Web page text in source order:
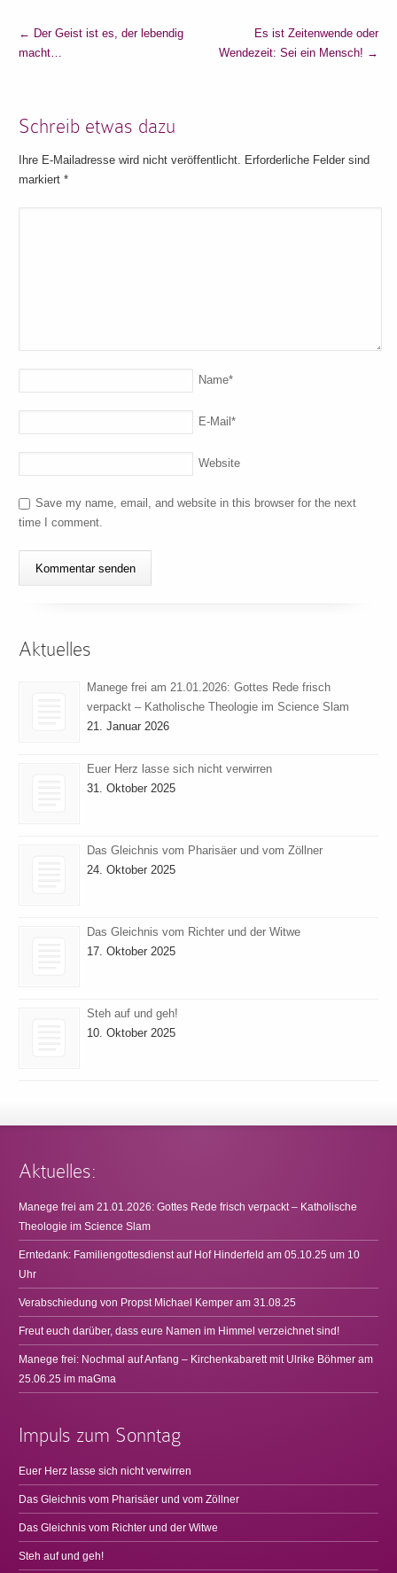
← Der Geist ist es, der lebendig
macht…
Es ist Zeitenwende oder
Wendezeit: Sei ein Mensch! →
Schreib etwas dazu
Ihre E-Mailadresse wird nicht veröffentlicht. Erforderliche Felder sind
markiert*
Name*
E-Mail*
Website
Save my name, email, and website in this browser for the next
time I comment.
Aktuelles
Manege frei am 21.01.2026: Gottes Rede frisch
verpackt – Katholische Theologie im Science Slam
21. Januar 2026
Euer Herz lasse sich nicht verwirren
31. Oktober 2025
Das Gleichnis vom Pharisäer und vom Zöllner
24. Oktober 2025
Das Gleichnis vom Richter und der Witwe
17. Oktober 2025
Steh auf und geh!
10. Oktober 2025
Aktuelles:
Manege frei am 21.01.2026: Gottes Rede frisch verpackt – Katholische
Theologie im Science Slam
Erntedank: Familiengottesdienst auf Hof Hinderfeld am 05.10.25 um 10
Uhr
Verabschiedung von Propst Michael Kemper am 31.08.25
Freut euch darüber, dass eure Namen im Himmel verzeichnet sind!
Manege frei: Nochmal auf Anfang – Kirchenkabarett mit Ulrike Böhmer am
25.06.25 im maGma
Impuls zum Sonntag
Euer Herz lasse sich nicht verwirren
Das Gleichnis vom Pharisäer und vom Zöllner
Das Gleichnis vom Richter und der Witwe
Steh auf und geh!